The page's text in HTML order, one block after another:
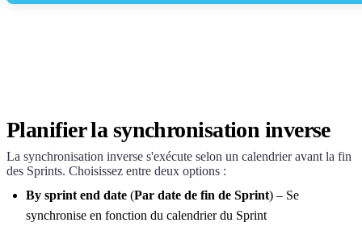
Planifier la synchronisation inverse
La synchronisation inverse s'exécute selon un calendrier avant la fin
des Sprints. Choisissez entre deux options :
By sprint end date (Par date de fin de Sprint) – Se
synchronise en fonction du calendrier du Sprint